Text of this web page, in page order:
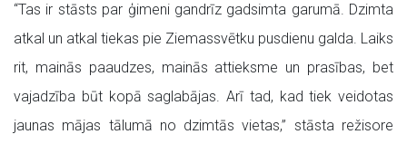
“Tas ir stāsts par ģimeni gandrīz gadsimta garumā. Dzimta
atkal un atkal tiekas pie Ziemassvētku pusdienu galda. Laiks
rit, mainās paaudzes, mainās attieksme un prasības, bet
vajadzība būt kopā saglabājas. Arī tad, kad tiek veidotas
jaunas mājas tālumā no dzimtās vietas,” stāsta režisore